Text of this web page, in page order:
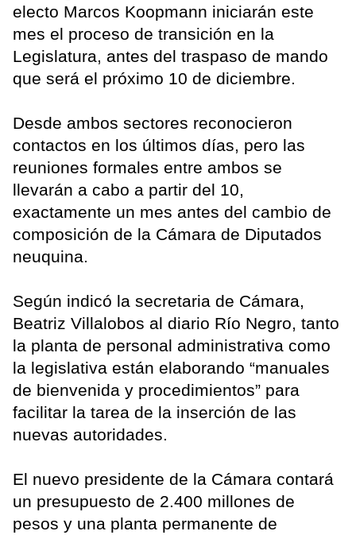
electo Marcos Koopmann iniciarán este
mes el proceso de transición en la
Legislatura, antes del traspaso de mando
que será el próximo 10 de diciembre.
Desde ambos sectores reconocieron
contactos en los últimos días, pero las
reuniones formales entre ambos se
llevarán a cabo a partir del 10,
exactamente un mes antes del cambio de
composición de la Cámara de Diputados
neuquina.
Según indicó la secretaria de Cámara,
Beatriz Villalobos al diario Río Negro, tanto
la planta de personal administrativa como
la legislativa están elaborando “manuales
de bienvenida y procedimientos” para
facilitar la tarea de la inserción de las
nuevas autoridades.
El nuevo presidente de la Cámara contará
un presupuesto de 2.400 millones de
pesos y una planta permanente de